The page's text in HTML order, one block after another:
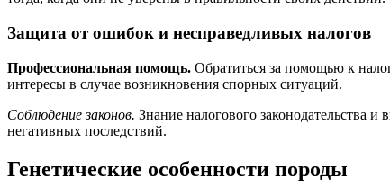
Защита от ошибок и несправедливых налогов
Профессиональная помощь. Обратиться за помощью к
интересы в случае возникновения спорных ситуаций.
Соблюдение законов. Знание налогового законодательства
негативных последствий.
Генетические особенности породы